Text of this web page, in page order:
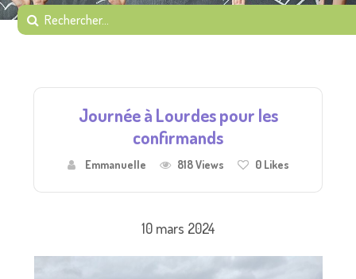
Journée à Lourdes pour les
confirmands
Emmanuelle 818 Views 0Likes
10 mars 2024